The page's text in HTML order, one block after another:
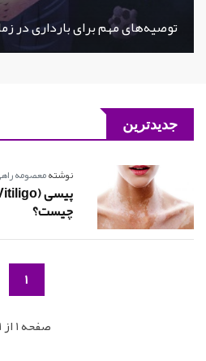
توصیه‌های مهم برای بارداری در
جدیدترین
نوشتهمعصومه
چیست؟
1
صفحه 1 از 1